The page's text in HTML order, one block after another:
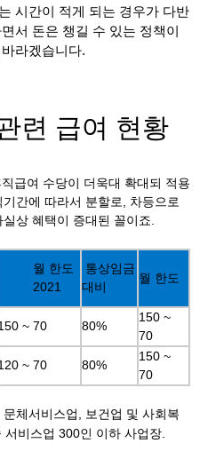
시간이 적게 되는 경우가 다반
서 돈은 챙길 수 있는 정책이
라겠습니다.
련 급여 현황
급여 수당이 더욱대 확대되 적용
간에 따라서 분할로, 차등으로
상 혜택이 증대된 꼴이죠.
월 한도
2021
통상임금
대비
월 한도
~ 70 80%
150 ~
70
~ 70 80%
150 ~
70
문체서비스업, 보건업 및 사회복
비스업 300인 이하 사업장.